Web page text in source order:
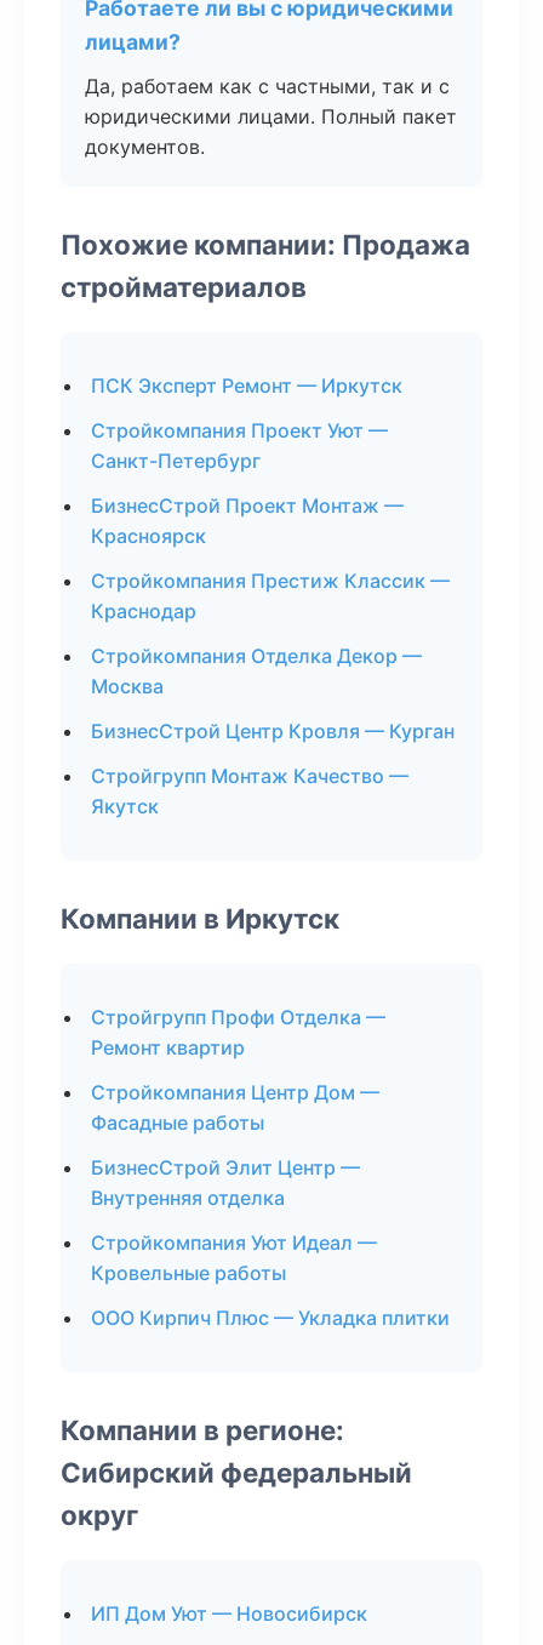
Работаете ли вы с юридическими
лицами?
Да, работаем как с частными, так и с
юридическими лицами. Полный пакет
документов.
Похожие компании: Продажа
стройматериалов
ПСК Эксперт Ремонт — Иркутск
Стройкомпания Проект Уют —
Санкт-Петербург
БизнесСтрой Проект Монтаж —
Красноярск
Стройкомпания Престиж Классик —
Краснодар
Стройкомпания Отделка Декор —
Москва
БизнесСтрой Центр Кровля — Курган
Стройгрупп Монтаж Качество —
Якутск
Компании в Иркутск
Стройгрупп Профи Отделка —
Ремонт квартир
Стройкомпания Центр Дом —
Фасадные работы
БизнесСтрой Элит Центр —
Внутренняя отделка
Стройкомпания Уют Идеал —
Кровельные работы
ООО Кирпич Плюс — Укладка плитки
Компании в регионе:
Сибирский федеральный
округ
ИП Дом Уют — Новосибирск